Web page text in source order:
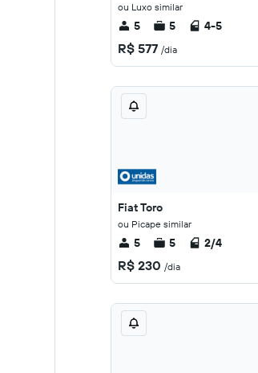
ou Luxo similar
5 5 4-5
R$ 577 /dia
Fiat Toro
ou Picape similar
5 5 2/4
R$ 230 /dia